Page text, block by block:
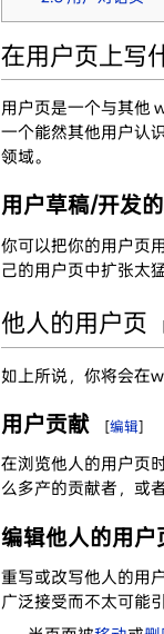
在用户页上写
用户页是一个与其他
一个能然其他用户认
领域。
用户草稿/开发
你可以把你的用户页
己的用户页中扩张太
他人的用户页
如上所说，你将会在
用户贡献 [编辑]
在浏览他人的用户页
么多产的贡献者，或
编辑他人的用户
重写或改写他人的用
广泛接受而不太可能